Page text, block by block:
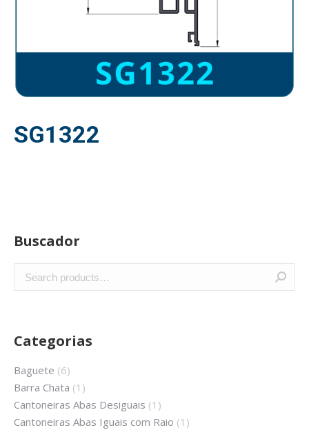
SG1322
Buscador
Categorias
Baguete (6)
Barra Chata (1)
Cantoneiras Abas Desiguais (1)
Cantoneiras Abas Iguais com Raio (1)